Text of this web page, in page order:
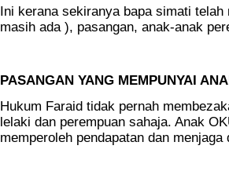
Ini kerana sekiranya bapa simati
masih ada ), pasangan, anak-anak
PASANGAN YANG MEMPUNYAI
Hukum Faraid tidak pernah
lelaki dan perempuan sahaja. Anak
memperoleh pendapatan dan